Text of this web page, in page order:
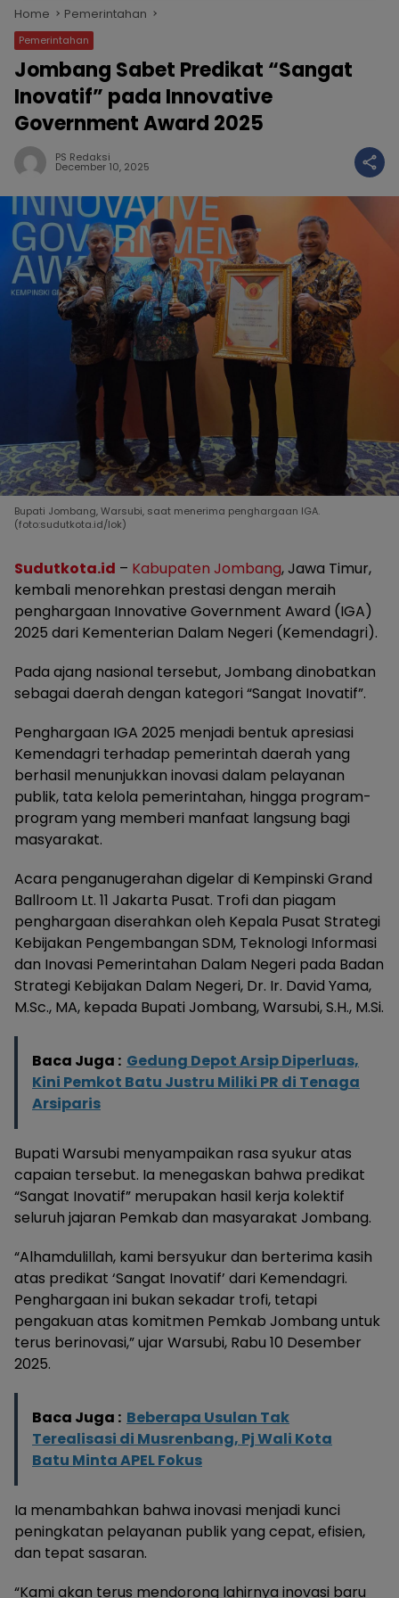
Home Pemerintahan
Pemerintahan
Jombang Sabet Predikat “Sangat
Inovatif” pada Innovative
Government Award 2025
PS Redaksi
December 10, 2025
Bupati Jombang, Warsubi, saat menerima penghargaan IGA.
(foto:sudutkota.id/lok)
Sudutkota.id – Kabupaten Jombang, Jawa Timur,
kembali menorehkan prestasi dengan meraih
penghargaan Innovative Government Award (IGA)
2025 dari Kementerian Dalam Negeri (Kemendagri).
Pada ajang nasional tersebut, Jombang dinobatkan
sebagai daerah dengan kategori “Sangat Inovatif”.
Penghargaan IGA 2025 menjadi bentuk apresiasi
Kemendagri terhadap pemerintah daerah yang
berhasil menunjukkan inovasi dalam pelayanan
publik, tata kelola pemerintahan, hingga program-
program yang memberi manfaat langsung bagi
masyarakat.
Acara penganugerahan digelar di Kempinski Grand
Ballroom Lt. 11 Jakarta Pusat. Trofi dan piagam
penghargaan diserahkan oleh Kepala Pusat Strategi
Kebijakan Pengembangan SDM, Teknologi Informasi
dan Inovasi Pemerintahan Dalam Negeri pada Badan
Strategi Kebijakan Dalam Negeri, Dr. Ir. David Yama,
M.Sc., MA, kepada Bupati Jombang, Warsubi, S.H., M.Si.
Baca Juga : Gedung Depot Arsip Diperluas,
Kini Pemkot Batu Justru Miliki PR di Tenaga
Arsiparis
Bupati Warsubi menyampaikan rasa syukur atas
capaian tersebut. Ia menegaskan bahwa predikat
“Sangat Inovatif” merupakan hasil kerja kolektif
seluruh jajaran Pemkab dan masyarakat Jombang.
“Alhamdulillah, kami bersyukur dan berterima kasih
atas predikat ‘Sangat Inovatif’ dari Kemendagri.
Penghargaan ini bukan sekadar trofi, tetapi
pengakuan atas komitmen Pemkab Jombang untuk
terus berinovasi,” ujar Warsubi, Rabu 10 Desember
2025.
Baca Juga : Beberapa Usulan Tak
Terealisasi di Musrenbang, Pj Wali Kota
Batu Minta APEL Fokus
Ia menambahkan bahwa inovasi menjadi kunci
peningkatan pelayanan publik yang cepat, efisien,
dan tepat sasaran.
“Kami akan terus mendorong lahirnya inovasi baru